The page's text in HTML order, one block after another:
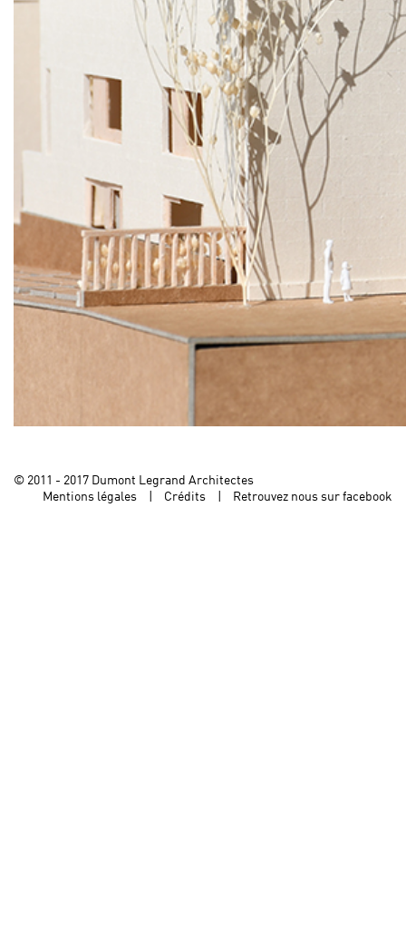
© 2011 - 2017 Dumont Legrand Architectes
Mentions légales
Crédits Retrouvez nous sur facebook